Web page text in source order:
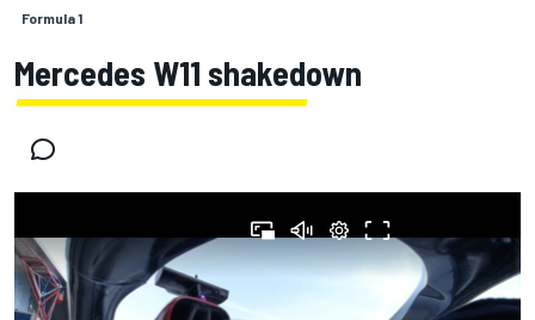
Formula 1
Mercedes W11 shakedown